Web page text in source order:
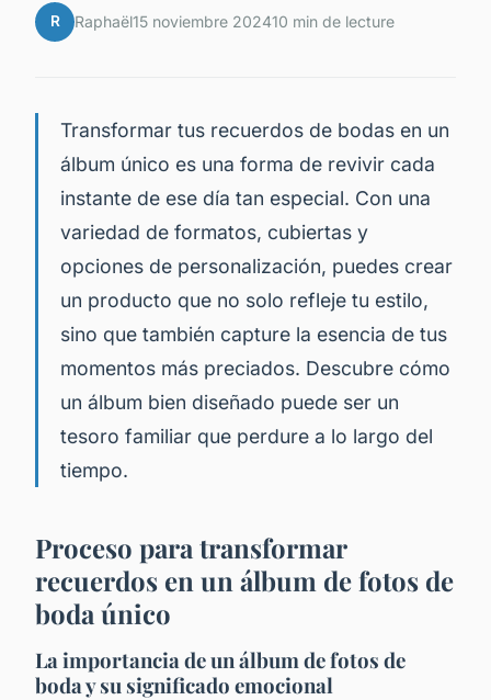
R Raphaël15 noviembre 202410 min de lecture
Transformar tus recuerdos de bodas en un
álbum único es una forma de revivir cada
instante de ese día tan especial. Con una
variedad de formatos, cubiertas y
opciones de personalización, puedes crear
un producto que no solo refleje tu estilo,
sino que también capture la esencia de tus
momentos más preciados. Descubre cómo
un álbum bien diseñado puede ser un
tesoro familiar que perdure a lo largo del
tiempo.
Proceso para transformar
recuerdos en un álbum de fotos de
boda único
La importancia de un álbum de fotos de
boda y su significado emocional